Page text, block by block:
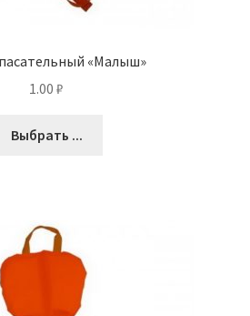
«Малыш»
1.00 ₽
Выбрать ...